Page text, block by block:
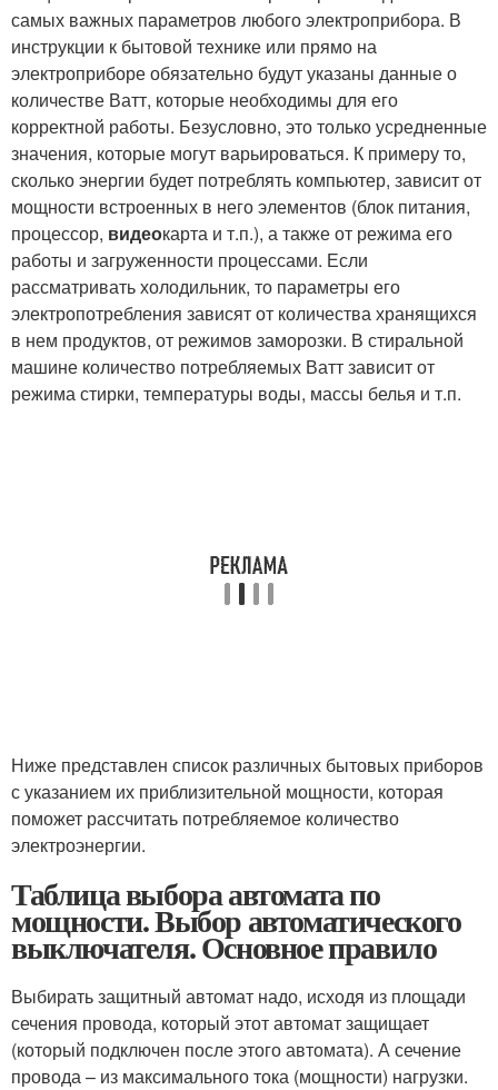
самых важных параметров любого электроприбора. В
инструкции к бытовой технике или прямо на
электроприборе обязательно будут указаны данные о
количестве Ватт, которые необходимы для его
корректной работы. Безусловно, это только усредненные
значения, которые могут варьироваться. К примеру то,
сколько энергии будет потреблять компьютер, зависит от
мощности встроенных в него элементов (блок питания,
процессор, видеокарта и т.п.), а также от режима его
работы и загруженности процессами. Если
рассматривать холодильник, то параметры его
электропотребления зависят от количества хранящихся
в нем продуктов, от режимов заморозки. В стиральной
машине количество потребляемых Ватт зависит от
режима стирки, температуры воды, массы белья и т.п.
Ниже представлен список различных бытовых приборов
с указанием их приблизительной мощности, которая
поможет рассчитать потребляемое количество
электроэнергии.
Таблица выбора автомата по
мощности. Выбор автоматического
выключателя. Основное правило
Выбирать защитный автомат надо, исходя из площади
сечения провода, который этот автомат защищает
(который подключен после этого автомата). А сечение
провода – из максимального тока (мощности) нагрузки.